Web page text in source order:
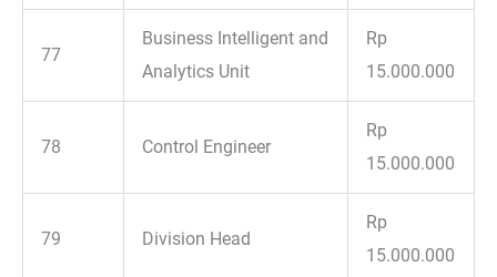
77
Business Intelligent and
Analytics Unit
Rp
15.000.000
78 Control Engineer
Rp
15.000.000
79 Division Head
Rp
15.000.000